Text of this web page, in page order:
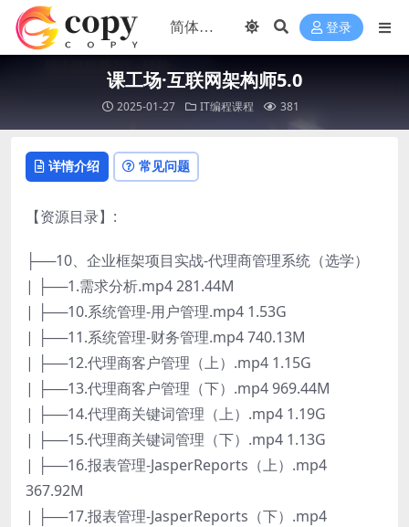
登录
课工场·互联网架构师5.0
2025-01-27 IT编程课程 381
详情介绍 常见问题
【资源目录】:
├──10、企业框架项目实战-代理商管理系统（选学）
| ├──1.需求分析.mp4 281.44M
| ├──10.系统管理-用户管理.mp4 1.53G
| ├──11.系统管理-财务管理.mp4 740.13M
| ├──12.代理商客户管理（上）.mp4 1.15G
| ├──13.代理商客户管理（下）.mp4 969.44M
| ├──14.代理商关键词管理（上）.mp4 1.19G
| ├──15.代理商关键词管理（下）.mp4 1.13G
| ├──16.报表管理-JasperReports（上）.mp4
367.92M
| ├──17.报表管理-JasperReports（下）.mp4